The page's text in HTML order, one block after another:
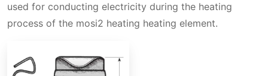
used for conducting electricity during the heating
process of the mosi2 heating heating element.